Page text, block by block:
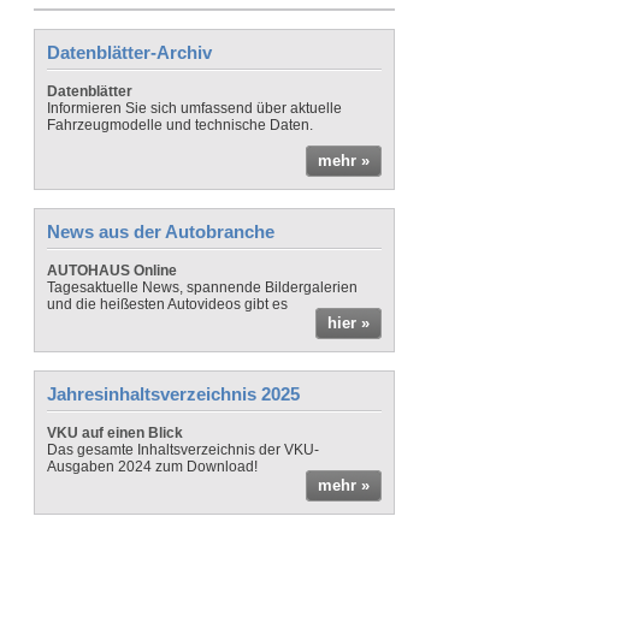
Datenblätter-Archiv
Datenblätter
Informieren Sie sich umfassend über aktuelle
Fahrzeugmodelle und technische Daten.
mehr »
News aus der Autobranche
AUTOHAUS Online
Tagesaktuelle News, spannende Bildergalerien
und die heißesten Autovideos gibt es
hier »
Jahresinhaltsverzeichnis 2025
VKU auf einen Blick
Das gesamte Inhaltsverzeichnis der VKU-
Ausgaben 2024 zum Download!
mehr »